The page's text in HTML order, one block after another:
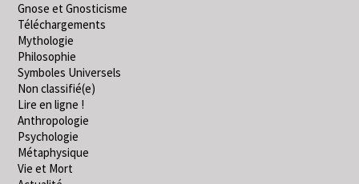
Gnose et Gnosticisme
Téléchargements
Mythologie
Philosophie
Symboles Universels
Non classifié(e)
Lire en ligne !
Anthropologie
Psychologie
Métaphysique
Vie et Mort